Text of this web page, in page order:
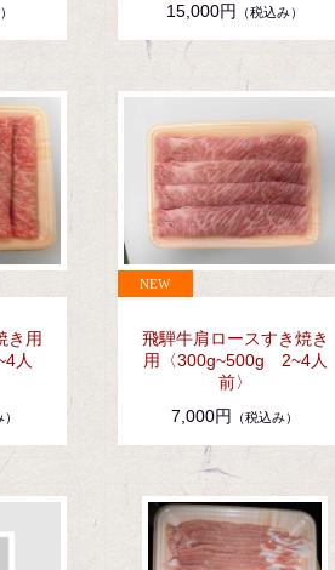
15,000円
（税込み）
き用
人
飛騨牛肩ロースすき焼き
用〈300g~500g 2~4人
前〉
7,000円
（税込み）